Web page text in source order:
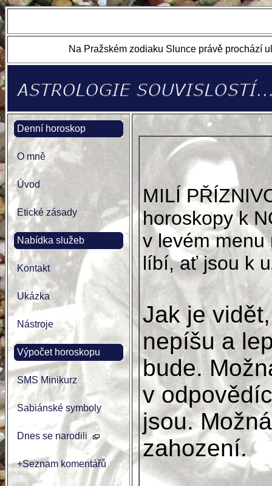
Na Pražském zodiaku Slunce právě prochází
Denní horoskop
O mně
Úvod
Etické zásady
Nabídka služeb
Kontakt
Ukázka
Nástroje
Výpočet horoskopu
SMS Minikurz
Sabiánské symboly
Dnes se narodili
+Seznam komentářů
MILÍ
horoskopy k
v levém menu
líbí, ať jsou k
Jak je
nepíšu a
bude.
v
jsou.
zahození.